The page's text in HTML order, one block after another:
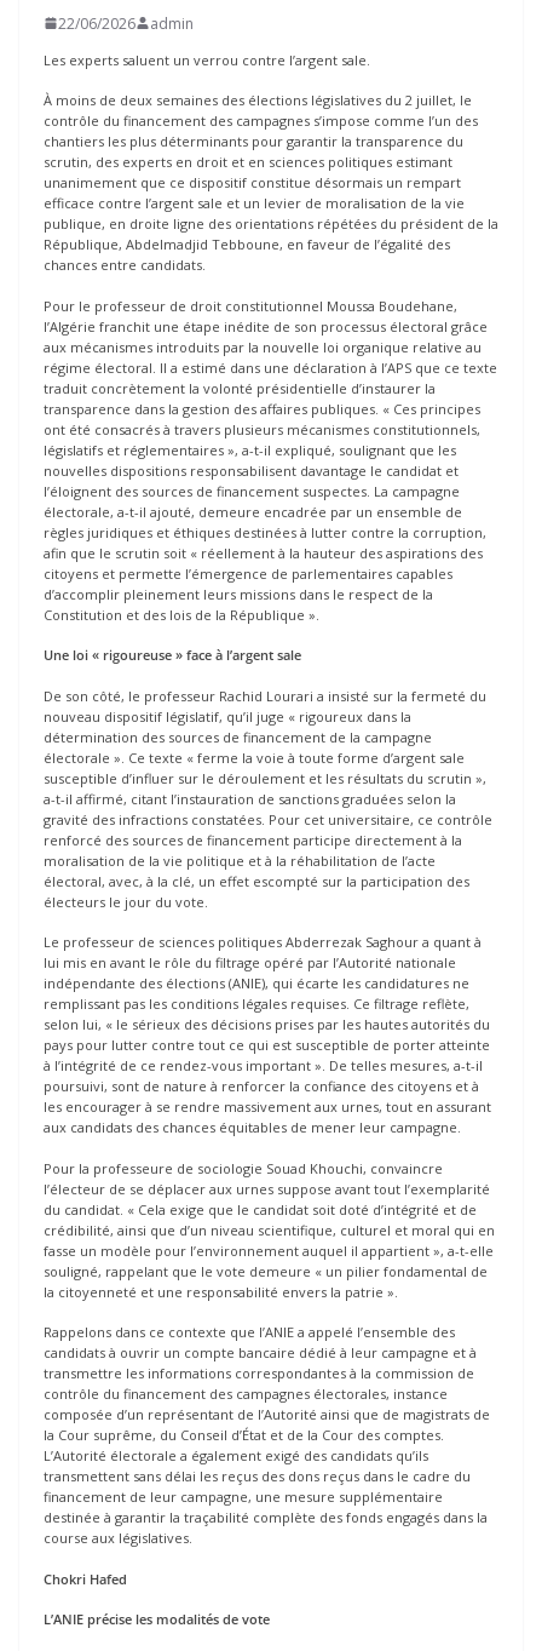
22/06/2026 admin
Les experts saluent un verrou contre l’argent sale.
À moins de deux semaines des élections législatives du 2 juillet, le
contrôle du financement des campagnes s’impose comme l’un des
chantiers les plus déterminants pour garantir la transparence du
scrutin, des experts en droit et en sciences politiques estimant
unanimement que ce dispositif constitue désormais un rempart
efficace contre l’argent sale et un levier de moralisation de la vie
publique, en droite ligne des orientations répétées du président de la
République, Abdelmadjid Tebboune, en faveur de l’égalité des
chances entre candidats.
Pour le professeur de droit constitutionnel Moussa Boudehane,
l’Algérie franchit une étape inédite de son processus électoral grâce
aux mécanismes introduits par la nouvelle loi organique relative au
régime électoral. Il a estimé dans une déclaration à l’APS que ce texte
traduit concrètement la volonté présidentielle d’instaurer la
transparence dans la gestion des affaires publiques. « Ces principes
ont été consacrés à travers plusieurs mécanismes constitutionnels,
législatifs et réglementaires », a-t-il expliqué, soulignant que les
nouvelles dispositions responsabilisent davantage le candidat et
l’éloignent des sources de financement suspectes. La campagne
électorale, a-t-il ajouté, demeure encadrée par un ensemble de
règles juridiques et éthiques destinées à lutter contre la corruption,
afin que le scrutin soit « réellement à la hauteur des aspirations des
citoyens et permette l’émergence de parlementaires capables
d’accomplir pleinement leurs missions dans le respect de la
Constitution et des lois de la République ».
Une loi « rigoureuse » face à l’argent sale
De son côté, le professeur Rachid Lourari a insisté sur la fermeté du
nouveau dispositif législatif, qu’il juge « rigoureux dans la
détermination des sources de financement de la campagne
électorale ». Ce texte « ferme la voie à toute forme d’argent sale
susceptible d’influer sur le déroulement et les résultats du scrutin »,
a-t-il affirmé, citant l’instauration de sanctions graduées selon la
gravité des infractions constatées. Pour cet universitaire, ce contrôle
renforcé des sources de financement participe directement à la
moralisation de la vie politique et à la réhabilitation de l’acte
électoral, avec, à la clé, un effet escompté sur la participation des
électeurs le jour du vote.
Le professeur de sciences politiques Abderrezak Saghour a quant à
lui mis en avant le rôle du filtrage opéré par l’Autorité nationale
indépendante des élections (ANIE), qui écarte les candidatures ne
remplissant pas les conditions légales requises. Ce filtrage reflète,
selon lui, « le sérieux des décisions prises par les hautes autorités du
pays pour lutter contre tout ce qui est susceptible de porter atteinte
à l’intégrité de ce rendez-vous important ». De telles mesures, a-t-il
poursuivi, sont de nature à renforcer la confiance des citoyens et à
les encourager à se rendre massivement aux urnes, tout en assurant
aux candidats des chances équitables de mener leur campagne.
Pour la professeure de sociologie Souad Khouchi, convaincre
l’électeur de se déplacer aux urnes suppose avant tout l’exemplarité
du candidat. « Cela exige que le candidat soit doté d’intégrité et de
crédibilité, ainsi que d’un niveau scientifique, culturel et moral qui en
fasse un modèle pour l’environnement auquel il appartient », a-t-elle
souligné, rappelant que le vote demeure « un pilier fondamental de
la citoyenneté et une responsabilité envers la patrie ».
Rappelons dans ce contexte que l’ANIE a appelé l’ensemble des
candidats à ouvrir un compte bancaire dédié à leur campagne et à
transmettre les informations correspondantes à la commission de
contrôle du financement des campagnes électorales, instance
composée d’un représentant de l’Autorité ainsi que de magistrats de
la Cour suprême, du Conseil d’État et de la Cour des comptes.
L’Autorité électorale a également exigé des candidats qu’ils
transmettent sans délai les reçus des dons reçus dans le cadre du
financement de leur campagne, une mesure supplémentaire
destinée à garantir la traçabilité complète des fonds engagés dans la
course aux législatives.
Chokri Hafed
L’ANIE précise les modalités de vote